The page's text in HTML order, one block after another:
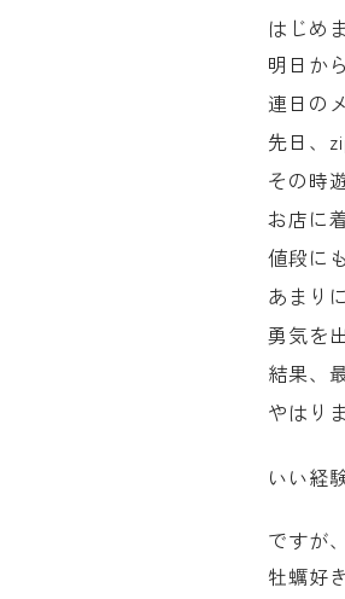
はじめ
明日か
連日の
先日、
その時
お店に
値段に
あまり
勇気を
結果、
やはり
いい経
ですが
牡蠣好